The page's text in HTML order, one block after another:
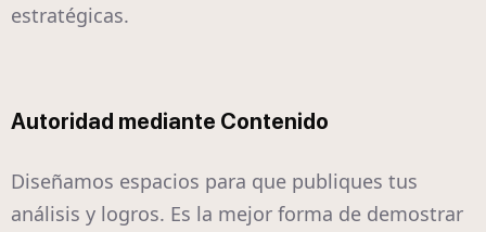
estratégicas.
Autoridad mediante Contenido
Diseñamos espacios para que publiques tus
análisis y logros. Es la mejor forma de demostrar